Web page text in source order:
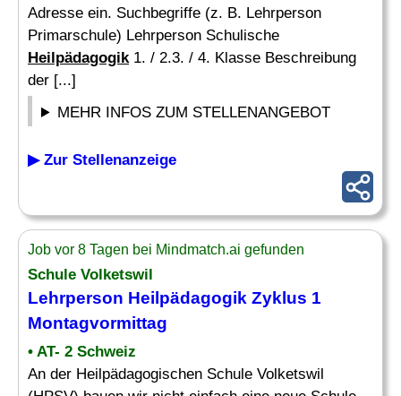
Adresse ein. Suchbegriffe (z. B. Lehrperson
Primarschule) Lehrperson Schulische
Heilpädagogik1. / 2.3. / 4. Klasse Beschreibung
der [...]
MEHR INFOS ZUM STELLENANGEBOT
▶ Zur Stellenanzeige
Job vor 8 Tagen bei Mindmatch.ai gefunden
Schule Volketswil
Lehrperson Heilpädagogik Zyklus 1
Montagvormittag
• AT- 2 Schweiz
An der Heilpädagogischen Schule Volketswil